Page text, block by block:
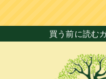
買う前に読む